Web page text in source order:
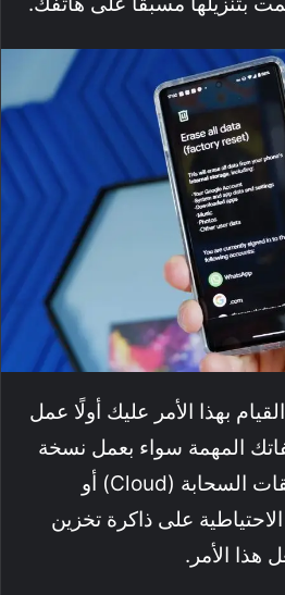
بهذا الأمر عليك أولًا عمل
المهمة سواء بعمل نسخة
احتياطية في أحد تطبيقات السحابة (Cloud) أو
على ذاكرة تخزين
هذا الأمر.